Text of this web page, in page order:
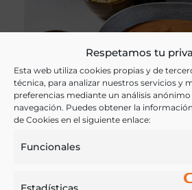
Respetamos tu
Esta web utiliza cookies propias y de
técnica, para analizar nuestros servicios y
preferencias mediante un análisis
navegación. Puedes obtener la
de Cookies en el siguiente enlace:
Funcionales
PORRA